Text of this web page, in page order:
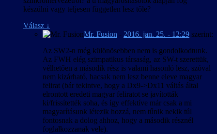
készülni vagy teljesen független lesz tőle?
Válasz ↓
Mr. Fusion - 2016. jan. 25. - 12:29 szerint:
Az SW2-n még különösebben nem is gondolkodtunk.
Az FWH elég szimpatikus társaság, az SW-t szerettük,
vélhetően a második rész is valami hasonló lesz, szóval
nem kizárható, hacsak nem lesz benne eleve magyar
felirat (bár tekintve, hogy a Dx9->Dx11 váltás által
elrontott eredeti magyar feliratot se javították
ki/frissítették soha, és így effektíve már csak a mi
magyarításunk létezik hozzá, nem tűnik nekik túl
fontosnak a dolog ahhoz, hogy a második résznél
foglalkozzanak vele).